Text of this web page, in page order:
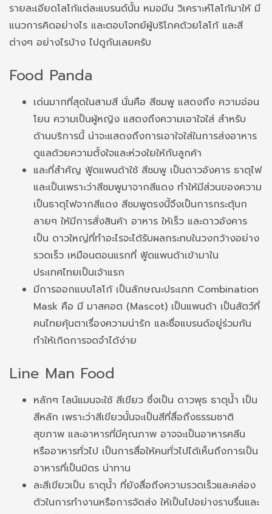
รายละเอียดโลโก้แต่ละแบรนด์นั้น หมอมีน วิเคราะห์โลโก้มาให้ มี
แนวการคิดอย่างไร และตอบโจทย์ผู้บริโภคด้วยโลโก้ และสี
ต่างๆ อย่างไรบ้าง ไปดูกันเลยครับ
Food Panda
เด่นมากที่สุดในสามสี นั่นคือ สีชมพู แสดงถึง ความอ่อน
โยน ความเป็นผู้หญิง แสดงถึงความเอาใจใส่ สำหรับ
ด้านบริการนี้ น่าจะแสดงถึงการเอาใจใส่ในการส่งอาหาร
ดูแลด้วยความตั้งใจและห่วงใยให้กับลูกค้า
และที่สำคัญ ฟู้ดแพนด้าใช้ สีชมพู เป็นดาวอังคาร ธาตุไฟ
และเป็นเพราะว่าสีชมพูมาจากสีแดง ทำให้มีส่วนของความ
เป็นธาตุไฟจากสีแดง สีชมพูตรงนี้จึงเป็นการกระตุ้นก
ลายๆ ให้มีการสั่งสินค้า อาหาร ให้เร็ว และดาวอังคาร
เป็น ดาวใหญ่ที่ทำอะไรจะได้รับผลกระทบในวงกว้างอย่าง
รวดเร็ว เหมือนตอนแรกที่ ฟู้ดแพนด้าเข้ามาใน
ประเทศไทยเป็นเจ้าแรก
มีการออกแบบโลโก้ เป็นลักษณะประเภท Combination
Mask คือ มี มาสคอต (Mascot) เป็นแพนด้า เป็นสัตว์ที่
คนไทยคุ้นตาเรื่องความน่ารัก และชื่อแบรนด์อยู่ร่วมกัน
ทำให้เกิดการจดจำได้ง่าย
Line Man Food
หลักๆ ไลน์แมนจะใช้ สีเขียว ซึ่งเป็น ดาวพุธ ธาตุน้ำ เป็น
สีหลัก เพราะว่าสีเขียวนั้นจะเป็นสีที่สื่อถึงธรรมชาติ
สุขภาพ และอาหารที่มีคุณภาพ อาจจะเป็นอาหารคลีน
หรืออาหารทั่วไป เป็นการสื่อให้คนทั่วไปได้เห็นถึงการเป็น
อาหารที่เป็นมิตร น่าทาน
ละสีเขียวเป็น ธาตุน้ำ ที่ยังสื่อถึงความรวดเร็วและคล่อง
ตัวในการทำงานหรือการจัดส่ง ให้เป็นไปอย่างราบรื่นและ